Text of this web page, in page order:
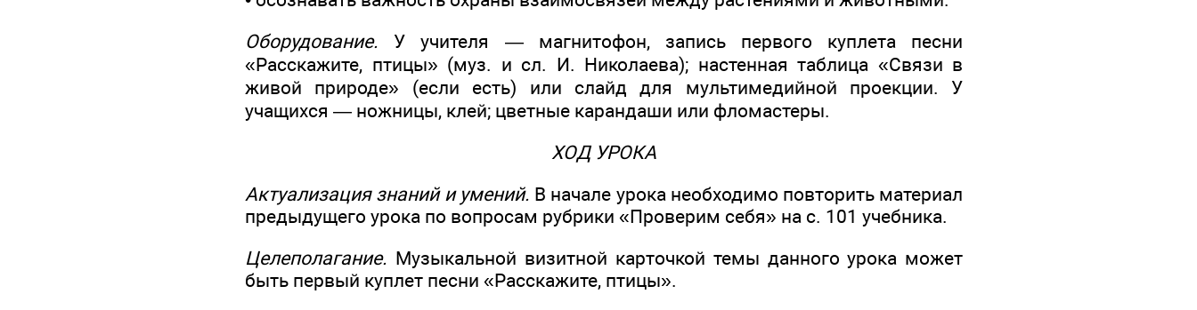
Оборудование. У учителя — магнитофон, запись первого куплета песни
«Расскажите, птицы» (муз. и сл. И. Николаева); настенная таблица «Связи в
живой природе» (если есть) или слайд для мультимедийной проекции. У
учащихся — ножницы, клей; цветные карандаши или фломастеры.
ХОД УРОКА
Актуализация знаний и умений. В начале урока необходимо повторить материал
предыдущего урока по вопросам рубрики «Проверим себя» на с. 101 учебника.
Целеполагание. Музыкальной визитной карточкой темы данного урока может
быть первый куплет песни «Расскажите, птицы».